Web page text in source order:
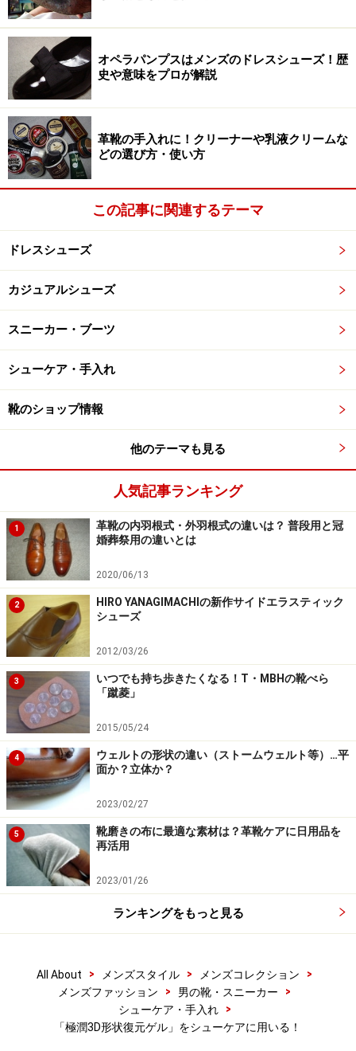
オペラパンプスはメンズのドレスシューズ！歴
史や意味をプロが解説
革靴の手入れに！クリーナーや乳液クリームな
どの選び方・使い方
この記事に関連するテーマ
ドレスシューズ
カジュアルシューズ
スニーカー・ブーツ
シューケア・手入れ
靴のショップ情報
他のテーマも見る
人気記事ランキング
1
革靴の内羽根式・外羽根式の違いは？ 普段用と冠
婚葬祭用の違いとは
2020/06/13
2
HIRO YANAGIMACHIの新作サイドエラスティック
シューズ
2012/03/26
3
いつでも持ち歩きたくなる！T・MBHの靴べら
「蹴菱」
2015/05/24
4
ウェルトの形状の違い（ストームウェルト等）…平
面か？立体か？
2023/02/27
5
靴磨きの布に最適な素材は？革靴ケアに日用品を
再活用
2023/01/26
ランキングをもっと見る
All About > メンズスタイル > メンズコレクション
>
メンズファッション
> 男の靴・スニーカー
>
シューケア・手入れ
>
「極潤3D形状復元ゲル」をシューケアに用いる！